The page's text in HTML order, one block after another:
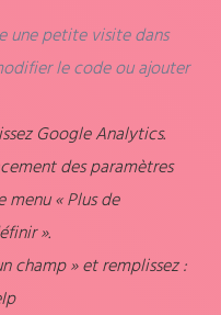
une petite visite dans
le code ou ajouter
Google Analytics.
des paramètres
« Plus de
».
champ » et remplissez :